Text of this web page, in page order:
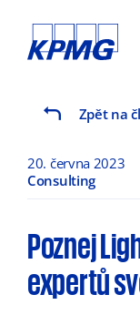
Zpět na
20. června 2023
Consulting
Poznej
expertů